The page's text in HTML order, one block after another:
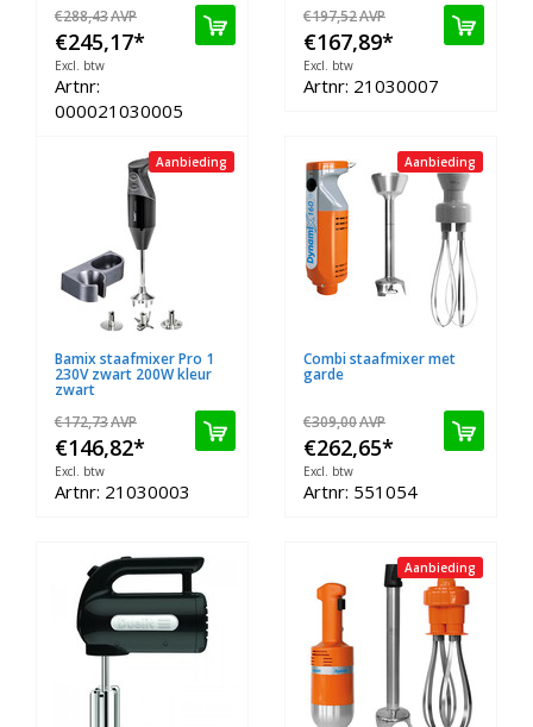
€288,43AVP
€245,17*
Excl. btw
Artnr:
000021030005
€197,52AVP
€167,89*
Excl. btw
Artnr: 21030007
Aanbieding
Bamix staafmixer Pro 1
230V zwart 200W kleur
zwart
€172,73AVP
€146,82*
Excl. btw
Artnr: 21030003
Aanbieding
Combi staafmixer met
garde
€309,00AVP
€262,65*
Excl. btw
Artnr: 551054
Aanbieding